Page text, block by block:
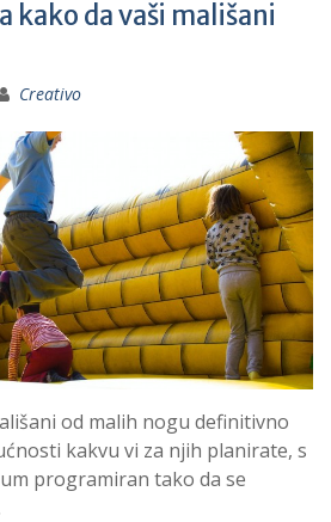
kako da vaši mališani
Creativo
od malih nogu definitivno
kakvu vi za njih planirate, s
programiran tako da se